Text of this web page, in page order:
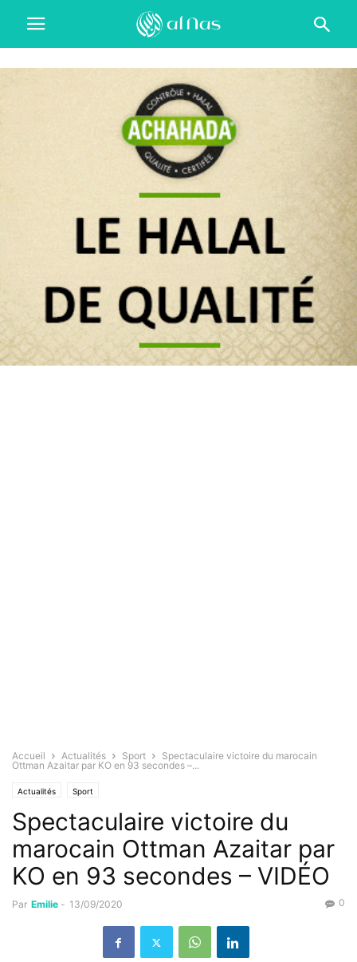
Accueil Actualités Sport
Spectaculaire victoire du marocain
Ottman Azaitar par KO en 93 secondes –...
Actualités Sport
Spectaculaire victoire du
marocain Ottman Azaitar par
KO en 93 secondes – VIDÉO
Par Emilie - 13/09/2020 0